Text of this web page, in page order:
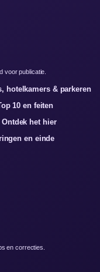
voor publicatie.
hotelkamers & parkeren
10 en feiten
het hier
en einde
en correcties.